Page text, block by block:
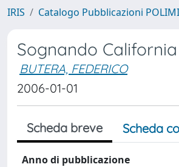
IRIS Catalogo Pubblicazioni POLIMI
Sognando California
BUTERA, FEDERICO
2006-01-01
Scheda breve Scheda
Anno di pubblicazione